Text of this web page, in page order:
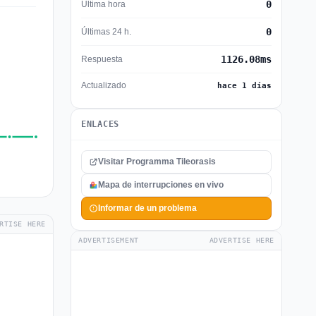
HERE
Última hora 0
Últimas 24 h. 0
Respuesta 1126.08ms
Actualizado hace 1 días
ENLACES
Visitar Programma Tileorasis
Mapa de interrupciones en vivo
Informar de un problema
ADVERTISEMENT ADVERTISE HERE